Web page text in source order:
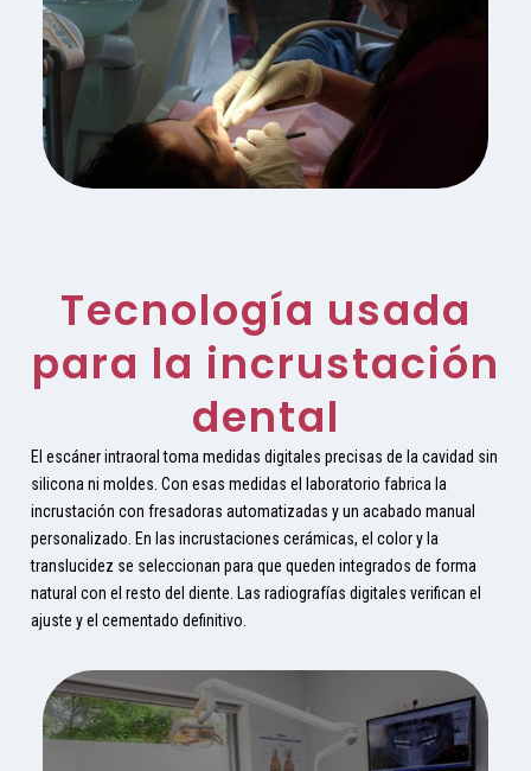
Tecnología usada
para la incrustación
dental
El escáner intraoral toma medidas digitales precisas de la cavidad sin
silicona ni moldes. Con esas medidas el laboratorio fabrica la
incrustación con fresadoras automatizadas y un acabado manual
personalizado. En las incrustaciones cerámicas, el color y la
translucidez se seleccionan para que queden integrados de forma
natural con el resto del diente. Las radiografías digitales verifican el
ajuste y el cementado definitivo.